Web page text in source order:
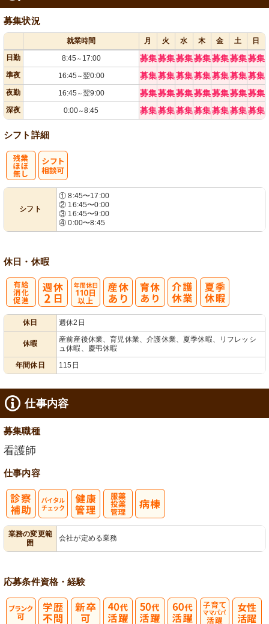
募集状況
就業時間 月 火 水 木 金 土
日
日勤
8:45 ～ 17:00 募集募集募集募集募集募集募集
準夜 16:45 ～翌0:00 募集募集募集募集募集募集募集
夜勤 16:45 ～翌9:00 募集募集募集募集募集募集募集
深夜 0:00～8:45 募集募集募集募集募集募集募集
シフト詳細
シフト
① 8:45〜17:00
② 16:45〜0:00
③ 16:45〜9:00
④ 0:00〜8:45
休日・休暇
休日 週休2日
休暇
産前産後休業、育児休業、介護休業、夏季休暇、リフレッシ
ュ休暇、慶弔休暇
年間休日
115日
仕事内容
募集職種
看護師
仕事内容
業務の変更範
囲
会社が定める業務
応募条件資格・経験